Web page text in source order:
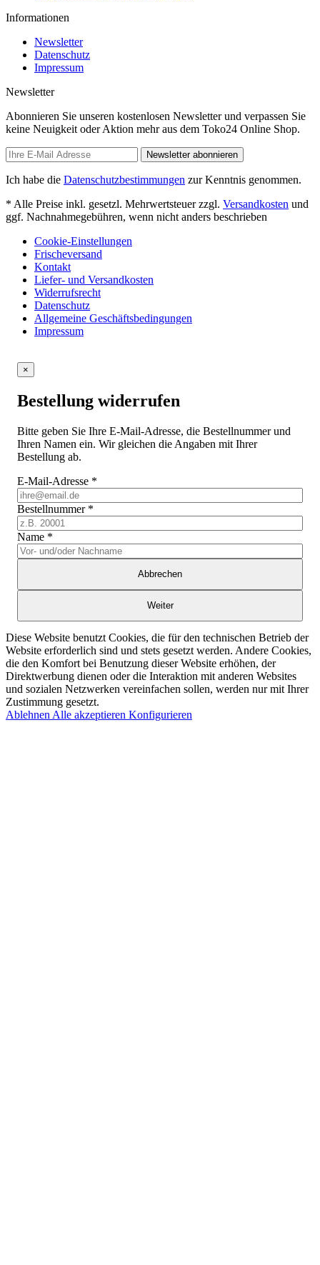
Informationen
Newsletter
Datenschutz
Impressum
Newsletter
Abonnieren Sie unseren kostenlosen Newsletter und verpassen Sie
keine Neuigkeit oder Aktion mehr aus dem Toko24 Online Shop.
Newsletter abonnieren
Ich habe die Datenschutzbestimmungen zur Kenntnis genommen.
* Alle Preise inkl. gesetzl. Mehrwertsteuer zzgl. Versandkosten und
ggf. Nachnahmegebühren, wenn nicht anders beschrieben
Cookie-Einstellungen
Frischeversand
Kontakt
Liefer- und Versandkosten
Widerrufsrecht
Datenschutz
Allgemeine Geschäftsbedingungen
Impressum
×
Bestellung widerrufen
Bitte geben Sie Ihre E-Mail-Adresse, die Bestellnummer und
Ihren Namen ein. Wir gleichen die Angaben mit Ihrer
Bestellung ab.
E-Mail-Adresse *
Bestellnummer *
Name *
Abbrechen
Weiter
Diese Website benutzt Cookies, die für den technischen Betrieb der
Website erforderlich sind und stets gesetzt werden. Andere Cookies,
die den Komfort bei Benutzung dieser Website erhöhen, der
Direktwerbung dienen oder die Interaktion mit anderen Websites
und sozialen Netzwerken vereinfachen sollen, werden nur mit Ihrer
Zustimmung gesetzt.
Ablehnen Alle akzeptieren Konfigurieren